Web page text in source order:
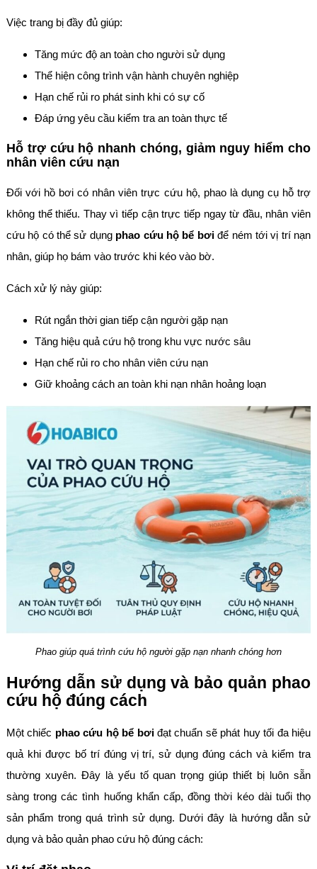
Việc trang bị đầy đủ giúp:
Tăng mức độ an toàn cho người sử dụng
Thể hiện công trình vận hành chuyên nghiệp
Hạn chế rủi ro phát sinh khi có sự cố
Đáp ứng yêu cầu kiểm tra an toàn thực tế
Hỗ trợ cứu hộ nhanh chóng, giảm nguy hiểm cho
nhân viên cứu nạn
Đối với hồ bơi có nhân viên trực cứu hộ, phao là dụng cụ hỗ trợ
không thể thiếu. Thay vì tiếp cận trực tiếp ngay từ đầu, nhân viên
cứu hộ có thể sử dụng phao cứu hộ bể bơiđể ném tới vị trí nạn
nhân, giúp họ bám vào trước khi kéo vào bờ.
Cách xử lý này giúp:
Rút ngắn thời gian tiếp cận người gặp nạn
Tăng hiệu quả cứu hộ trong khu vực nước sâu
Hạn chế rủi ro cho nhân viên cứu nạn
Giữ khoảng cách an toàn khi nạn nhân hoảng loạn
Phao giúp quá trình cứu hộ người gặp nạn nhanh chóng hơn
Hướng dẫn sử dụng và bảo quản phao
cứu hộ đúng cách
Một chiếc phao cứu hộ bể bơiđạt chuẩn sẽ phát huy tối đa hiệu
quả khi được bố trí đúng vị trí, sử dụng đúng cách và kiểm tra
thường xuyên. Đây là yếu tố quan trọng giúp thiết bị luôn sẵn
sàng trong các tình huống khẩn cấp, đồng thời kéo dài tuổi thọ
sản phẩm trong quá trình sử dụng. Dưới đây là hướng dẫn sử
dụng và bảo quản phao cứu hộ đúng cách: